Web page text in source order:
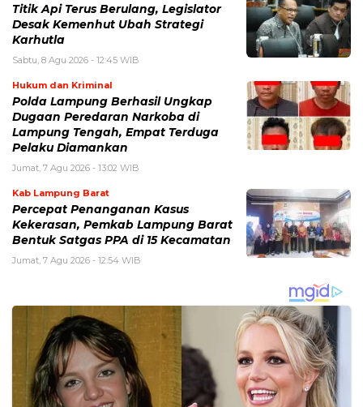
Titik Api Terus Berulang, Legislator
Desak Kemenhut Ubah Strategi
Karhutla
Sabtu, 8 Agu 2026 - 12:45 WIB
Hukum dan Kriminal
Polda Lampung Berhasil Ungkap
Dugaan Peredaran Narkoba di
Lampung Tengah, Empat Terduga
Pelaku Diamankan
Jumat, 7 Agu 2026 - 13:02 WIB
Kab Lampung Barat
Percepat Penanganan Kasus
Kekerasan, Pemkab Lampung Barat
Bentuk Satgas PPA di 15 Kecamatan
Jumat, 7 Agu 2026 - 12:54 WIB